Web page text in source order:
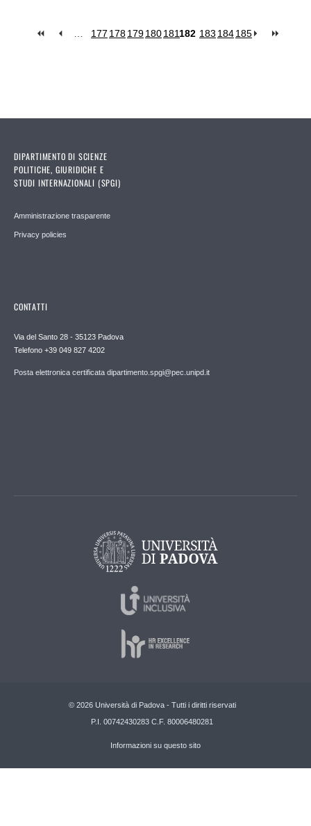
177 178179180181182 183 184185
DIPARTIMENTO DI SCIENZE
POLITICHE, GIURIDICHE E
STUDI INTERNAZIONALI (SPGI)
Amministrazione trasparente
Privacy policies
CONTATTI
Via del Santo 28 - 35123 Padova
Telefono +39 049 827 4202
Posta elettronica certificata dipartimento.spgi@pec.unipd.it
© 2026 Università di Padova - Tutti i diritti riservati
P.I. 00742430283 C.F. 80006480281
Informazioni su questo sito